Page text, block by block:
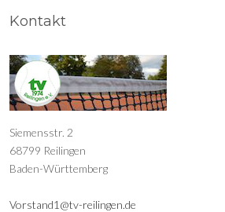
Kontakt
Siemensstr. 2
68799 Reilingen
Baden-Württemberg
Vorstand1@tv-reilingen.de